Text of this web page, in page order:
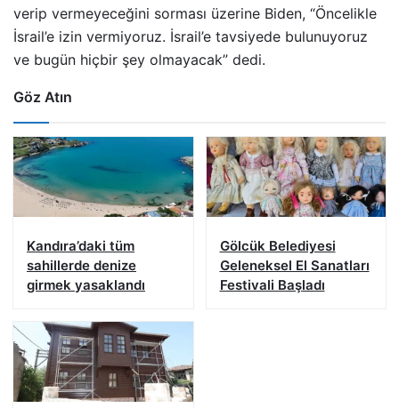
verip vermeyeceğini sorması üzerine Biden, “Öncelikle
İsrail’e izin vermiyoruz. İsrail’e tavsiyede bulunuyoruz
ve bugün hiçbir şey olmayacak” dedi.
Göz Atın
Kandıra’daki tüm
sahillerde denize
girmek yasaklandı
Gölcük Belediyesi
Geleneksel El Sanatları
Festivali Başladı